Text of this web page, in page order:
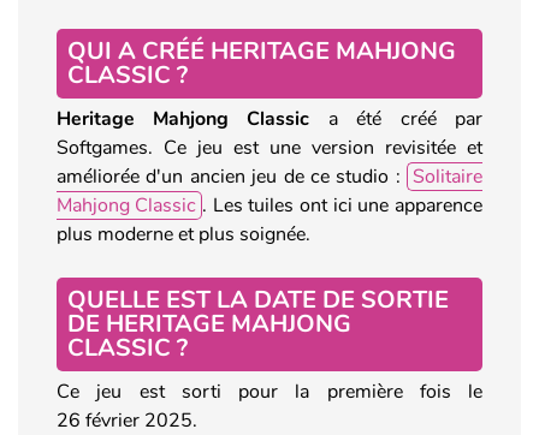
QUI A CRÉÉ HERITAGE MAHJONG
CLASSIC ?
Heritage Mahjong Classic a été créé par
Softgames. Ce jeu est une version revisitée et
améliorée d'un ancien jeu de ce studio : Solitaire
Mahjong Classic . Les tuiles ont ici une apparence
plus moderne et plus soignée.
QUELLE EST LA DATE DE SORTIE
DE HERITAGE MAHJONG
CLASSIC ?
Ce jeu est sorti pour la première fois le
26 février 2025.